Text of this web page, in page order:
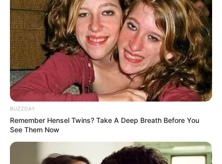
પ્રતીક
સમાજવાદી પાર્ટીના વડા અખિલેશ યાદવના પરિવાર અંગે
એક મોટા સમાચાર સામે આવ્યા છે. અખિલેશ યાદવના
ભાઈ પ્રતીક યાદવ (38)નું લખનૌમાં અવસાન થયું છે.
પ્રતીક યાદવ સમાજવાદી પાર્ટીના સ્થાપક અને ઉત્તર
પ્રદેશના ભૂતપૂર્વ મુખ્યમંત્રી મુલાયમ સિંહ યાદવ અને
BUZZDAY
Remember Hensel Twins? Take A Deep Breath Before You
See Them Now